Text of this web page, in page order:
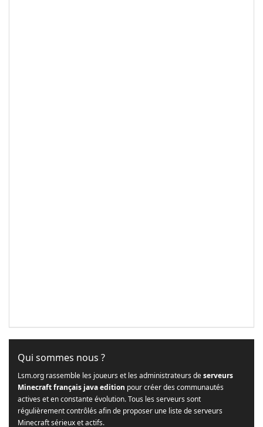
Qui sommes nous ?
Lsm.org rassemble les joueurs et les administrateurs deserveurs
Minecraft français java edition pour créer des communautés
actives et en constante évolution. Tous les serveurs sont
régulièrement contrôlés afin de proposer une liste de serveurs
Minecraft sérieux et actifs.